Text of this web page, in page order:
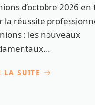
d’octobre 2026
la réussite
: les nouveaux
LA SUITE